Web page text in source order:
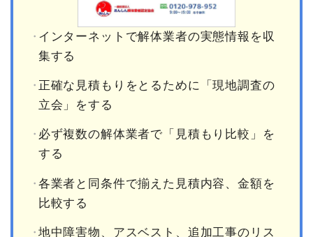
インターネットで解体業者の実態情報を収
集する
正確な見積もりをとるために「現地調査の
立会」をする
必ず複数の解体業者で「見積もり比較」を
する
各業者と同条件で揃えた見積内容、金額を
比較する
地中障害物、アスベスト、追加工事のリス